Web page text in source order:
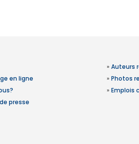
en ligne
presse
» Auteurs
» Photos
» Emplois